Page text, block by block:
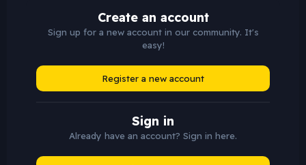
Create an account
Sign up for a new account in our community. It's
easy!
Register a new account
Sign in
Already have an account? Sign in here.